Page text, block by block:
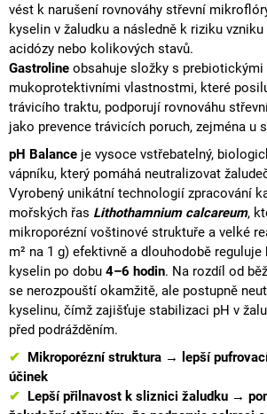
vést k narušení rovnováhy střevní
kyselin v žaludku a následně k riziku
acidózy nebo kolikových stavů.
Gastroline obsahuje složky s prebiotickými
mukoprotektivními vlastnostmi, které
trávicího traktu, podporují rovnováhu
jako prevence trávicích poruch, zejména u
pH Balance je vysoce vstřebatelný,
vápníku, který pomáhá neutralizovat
Vyrobený unikátní technologií zpracování
mořských řas Lithothamnium calcareum,
mikroporézní voštinové struktuře a velké
m² na 1 g) efektivně a dlouhodobě
kyselin po dobu 4–6 hodin. Na rozdíl od
se nerozpouští okamžitě, ale postupně
kyselinu, čímž zajišťuje stabilizaci pH v
před podrážděním.
✔ Mikroporézní struktura → lepší
účinek
✔ Lepší přilnavost k sliznici žaludku →